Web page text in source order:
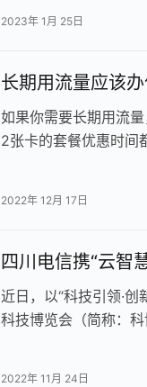
2023年 1月 25日
长期用流量应该
如果你需要长期用流
2张卡的套餐优惠时间
2022年 12月 17日
四川电信携“云智
近日，以“科技引领·
科技博览会（简称：
2022年 11月 24日